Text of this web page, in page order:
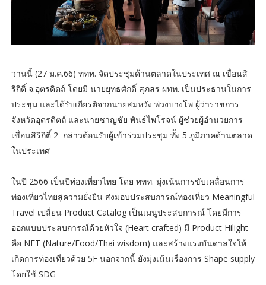
วานนี้ (27 ม.ค.66) ททท. จัดประชุมด้านตลาดในประเทศ ณ เขื่อนสิ
ริกิติ์ จ.อุตรดิตถ์ โดยมี นายยุทธศักดิ์ สุภสร ผทท. เป็นประธานในการ
ประชุม และได้รับเกียรติจากนายสมหวัง พ่วงบางโพ ผู้ว่าราชการ
จังหวัดอุตรดิตถ์ และนายชาญชัย พันธ์ไพโรจน์ ผู้ช่วยผู้อำนวยการ
เขื่อนสิริกิติ์ 2 กล่าวต้อนรับผู้เข้าร่วมประชุม ทััง 5 ภูมิภาคด้านตลาด
ในประเทศ
ในปี 2566 เป็นปีท่องเที่ยวไทย โดย ททท. มุ่งเน้นการขับเคลื่อนการ
ท่องเที่ยวไทยสู่ความยั่งยืน ส่งมอบประสบการณ์ท่องเที่ยว Meaningful
Travel เปลี่ยน Product Catalog เป็นเมนูประสบการณ์ โดยมีการ
ออกแบบประสบการณ์ด้วยหัวใจ (Heart crafted) มี Product Hilight
คือ NFT (Nature/Food/Thai wisdom) และสร้างแรงบันดาลใจให้
เกิดการท่องเที่ยวด้วย 5F นอกจากนี้ ยังมุ่งเน้นเรื่องการ Shape supply
โดยใช้ SDG